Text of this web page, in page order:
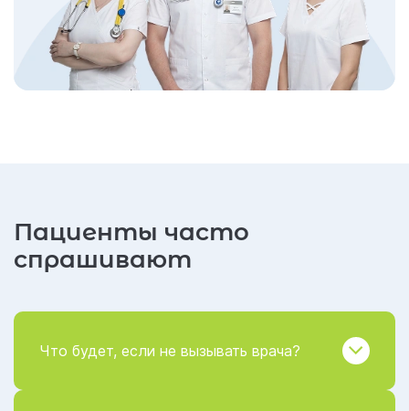
Пациенты часто
спрашивают
Что будет, если не вызывать врача?